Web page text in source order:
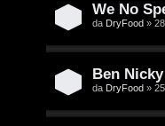
We No
da DryFood »
Ben
da DryFood »